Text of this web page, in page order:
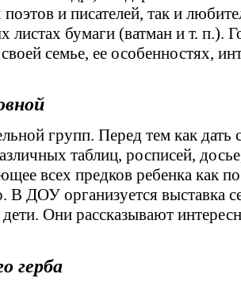
и писателей, так и
листах бумаги (ватман и т. п.).
семье, ее особенностях,
групп. Перед тем как дать
таблиц, росписей,
всех предков ребенка как
В ДОУ организуется выставка
Они рассказывают
герба